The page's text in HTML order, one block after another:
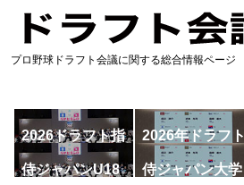
プロ野球ドラフト会議に関する総合情報ページ
2026ドラフト指
名予想
2026年ドラフト
候補
侍ジャパンU18
侍ジャパン大学